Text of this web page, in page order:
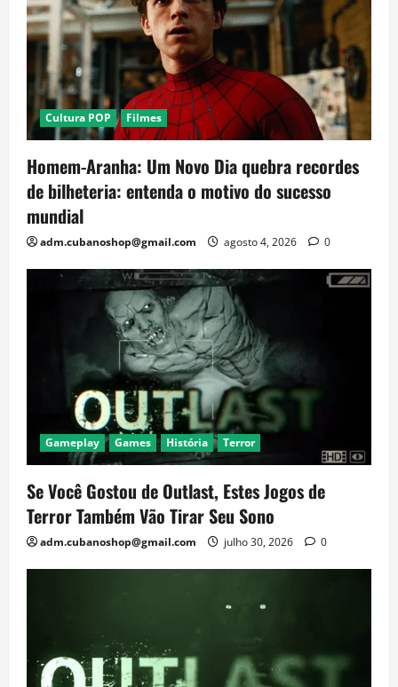
Cultura POP Filmes
Homem-Aranha: Um Novo Dia quebra recordes
de bilheteria: entenda o motivo do sucesso
mundial
adm.cubanoshop@gmail.com agosto 4, 2026 0
Gameplay Games História Terror
Se Você Gostou de Outlast, Estes Jogos de
Terror Também Vão Tirar Seu Sono
adm.cubanoshop@gmail.com julho 30, 2026 0